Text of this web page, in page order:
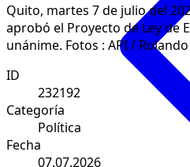
Quito, martes 7 de julio del
aprobó el Proyecto de Ley de
unánime. Fotos : API /
ID
232192
Categoría
Política
Fecha
07.07.2026